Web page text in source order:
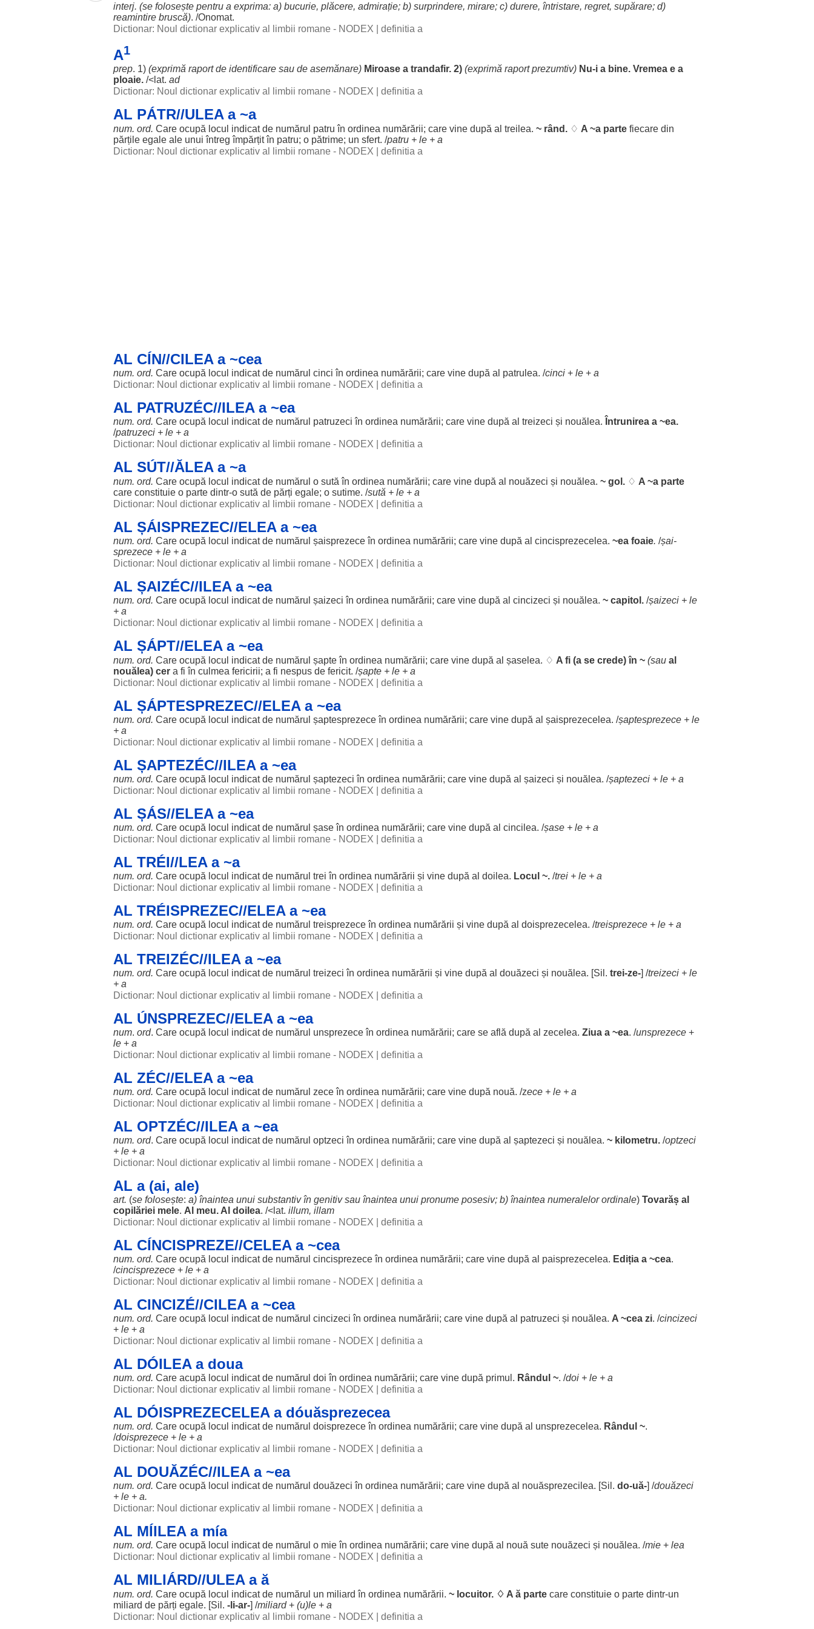
interj. (se folosește pentru a exprima: a) bucurie, plăcere, admirație; b) surprindere, mirare; c) durere, întristare, regret, supărare; d)
reamintire bruscă). /Onomat.
Dictionar: Noul dictionar explicativ al limbii romane - NODEX
definitia a
A1
prep. 1) (exprimă raportde identificare sau de asemănare) Miroase a trandafir. 2) (exprimă raport prezumtiv) Nu-i a bine. Vremea e a
ploaie. /<lat. ad
Dictionar: Noul dictionar explicativ al limbii romane - NODEX
definitia a
AL PÁTR//ULEA a ~a
num. ord. Care ocupă locul indicatde numărul patru în ordinea numărării; care vine după al treilea. ~ rând . ♢ A ~a parte fiecare din
părțile egale ale unuiîntreg împărțitîn patru; o pătrime; un sfert. /patru + le + a
Dictionar: Noul dictionar explicativ al limbii romane - NODEX
definitia a
AL CÍN//CILEA a ~cea
num. ord. Care ocupă locul indicatde numărul cinci în ordinea numărării; care vine după al patrulea. /cinci + le + a
Dictionar: Noul dictionar explicativ al limbii romane - NODEX
definitia a
AL PATRUZÉC//ILEA a ~ea
num. ord. Care ocupă locul indicatde numărul patruzeci în ordinea numărării; care vine după al treizeci și nouălea. Întrunirea a ~ea.
/patruzeci + le + a
Dictionar: Noul dictionar explicativ al limbii romane - NODEX
definitia a
AL SÚT//ĂLEA a ~a
num. ord. Care ocupă locul indicatde numărul o sută în ordinea numărării; care vine după al nouăzeci și nouălea. ~ gol . ♢ A ~a parte
care constituie o parte dintr-o sută de părți egale; o sutime. /sută + le + a
Dictionar: Noul dictionar explicativ al limbii romane - NODEX
definitia a
AL ȘÁISPREZEC//ELEA a ~ea
num. ord. Care ocupă locul indicatde numărul șaisprezeceîn ordinea numărării; care vine după al cincisprezecelea. ~ea foaie. /șai-
sprezece + le + a
Dictionar: Noul dictionar explicativ al limbii romane - NODEX
definitia a
AL ȘAIZÉC//ILEA a ~ea
num. ord. Care ocupă locul indicatde numărul șaizeci în ordinea numărării; care vine după al cincizeci și nouălea. ~ capitol . /șaizeci + le
+ a
Dictionar: Noul dictionar explicativ al limbii romane - NODEX
definitia a
AL ȘÁPT//ELEA a ~ea
num. ord. Care ocupă locul indicatde numărul șapteîn ordinea numărării; care vine după al șaselea. ♢ A fi (a se crede) în ~ (sau al
nouălea) cer a fi în culmea fericirii; a fi nespus de fericit. /șapte + le + a
Dictionar: Noul dictionar explicativ al limbii romane - NODEX
definitia a
AL ȘÁPTESPREZEC//ELEA a ~ea
num. ord. Care ocupă locul indicatde numărul șaptesprezeceîn ordinea numărării; care vine după al șaisprezecelea. /șaptesprezece + le
+ a
Dictionar: Noul dictionar explicativ al limbii romane - NODEX
definitia a
AL ȘAPTEZÉC//ILEA a ~ea
num. ord. Care ocupă locul indicatde numărul șaptezeci în ordinea numărării; care vine după al șaizeci și nouălea. /șaptezeci + le + a
Dictionar: Noul dictionar explicativ al limbii romane - NODEX
definitia a
AL ȘÁS//ELEA a ~ea
num. ord. Care ocupă locul indicatde numărul șaseîn ordinea numărării; care vine după al cincilea. /șase + le + a
Dictionar: Noul dictionar explicativ al limbii romane - NODEX
definitia a
AL TRÉI//LEA a ~a
num. ord. Care ocupă locul indicatde numărul trei în ordinea numărării și vine după al doilea. Locul ~. /trei + le + a
Dictionar: Noul dictionar explicativ al limbii romane - NODEX
definitia a
AL TRÉISPREZEC//ELEA a ~ea
num. ord. Care ocupă locul indicatde numărul treisprezeceîn ordinea numărării și vine după al doisprezecelea. /treisprezece + le + a
Dictionar: Noul dictionar explicativ al limbii romane - NODEX
definitia a
AL TREIZÉC//ILEA a ~ea
num. ord. Care ocupă locul indicatde numărul treizeci în ordinea numărării și vine după al douăzeci și nouălea. [Sil. trei-ze-] /treizeci + le
+ a
Dictionar: Noul dictionar explicativ al limbii romane - NODEX
definitia a
AL ÚNSPREZEC//ELEA a ~ea
num. ord. Care ocupă locul indicatde numărul unsprezeceîn ordinea numărării; care se află după al zecelea. Ziua a ~ea. /unsprezece +
le + a
Dictionar: Noul dictionar explicativ al limbii romane - NODEX
definitia a
AL ZÉC//ELEA a ~ea
num. ord. Care ocupă locul indicatde numărul zeceîn ordinea numărării; care vine după nouă. /zece + le + a
Dictionar: Noul dictionar explicativ al limbii romane - NODEX
definitia a
AL OPTZÉC//ILEA a ~ea
num. ord. Care ocupă locul indicatde numărul optzeci în ordinea numărării; care vine după al șaptezeci și nouălea. ~ kilometru. /optzeci
+ le + a
Dictionar: Noul dictionar explicativ al limbii romane - NODEX
definitia a
AL a (ai, ale)
art. (se folosește: a) înaintea unui substantivîn genitivsau înaintea unui pronume posesiv; b) înaintea numeralelor ordinale) Tovarăș al
copilăriei mele. Al meu. Al doilea. /<lat. illum, illam
Dictionar: Noul dictionar explicativ al limbii romane - NODEX
definitia a
AL CÍNCISPREZE//CELEA a ~cea
num. ord. Care ocupă locul indicatde numărul cincisprezeceîn ordinea numărării; care vine după al paisprezecelea. Ediția a ~cea.
/cincisprezece + le + a
Dictionar: Noul dictionar explicativ al limbii romane - NODEX
definitia a
AL CINCIZÉ//CILEA a ~cea
num. ord. Care ocupă locul indicatde numărul cincizeci în ordinea numărării; care vine după al patruzeci și nouălea. A ~cea zi. /cincizeci
+ le + a
Dictionar: Noul dictionar explicativ al limbii romane - NODEX
definitia a
AL DÓILEA a doua
num. ord. Care acupă locul indicatde numărul doi în ordinea numărării; care vine după primul . Rândul ~. /doi + le + a
Dictionar: Noul dictionar explicativ al limbii romane - NODEX
definitia a
AL DÓISPREZECELEA a dóuăsprezecea
num. ord. Care ocupă locul indicatde numărul doisprezeceîn ordinea numărării; care vine după al unsprezecelea. Rândul ~.
/doisprezece + le + a
Dictionar: Noul dictionar explicativ al limbii romane - NODEX
definitia a
AL DOUĂZÉC//ILEA a ~ea
num. ord. Care ocupă locul indicatde numărul douăzeci în ordinea numărării; care vine după al nouăsprezecilea. [Sil. do-uă-] /douăzeci
+ le + a.
Dictionar: Noul dictionar explicativ al limbii romane - NODEX
definitia a
AL MÍILEA a mía
num. ord. Care ocupă locul indicatde numărul o mie în ordinea numărării; care vine după al nouă sute nouăzeci și nouălea. /mie + lea
Dictionar: Noul dictionar explicativ al limbii romane - NODEX
definitia a
AL MILIÁRD//ULEA a ă
num. ord. Care ocupă locul indicatde numărul un miliard în ordinea numărării. ~ locuitor. ♢ A ă parte care constituie o parte dintr-un
miliard de părți egale. [Sil. -li-ar-] /miliard+ (u)le + a
Dictionar: Noul dictionar explicativ al limbii romane - NODEX
definitia a